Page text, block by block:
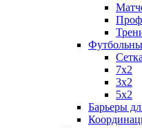
7x2
3х2
5х2
Барьеры